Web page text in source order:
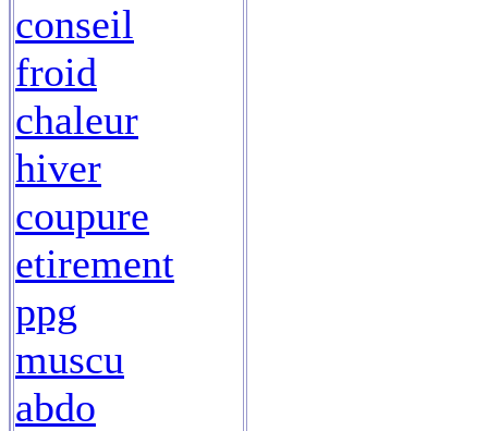
conseil
froid
chaleur
hiver
coupure
etirement
ppg
muscu
abdo